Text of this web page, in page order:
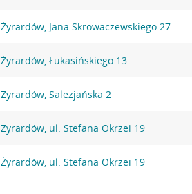
Żyrardów, Jana Skrowaczewskiego 27
Żyrardów, Łukasińskiego 13
Żyrardów, Salezjańska 2
Żyrardów, ul. Stefana Okrzei 19
Żyrardów, ul. Stefana Okrzei 19